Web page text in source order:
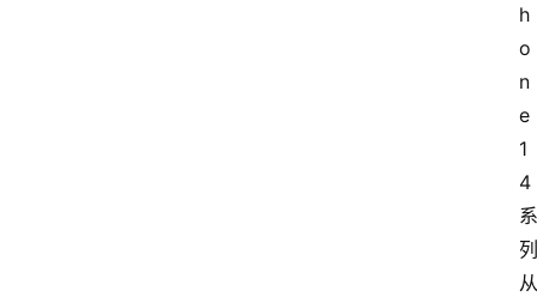
h
o
n
e
1
4
系
列
从